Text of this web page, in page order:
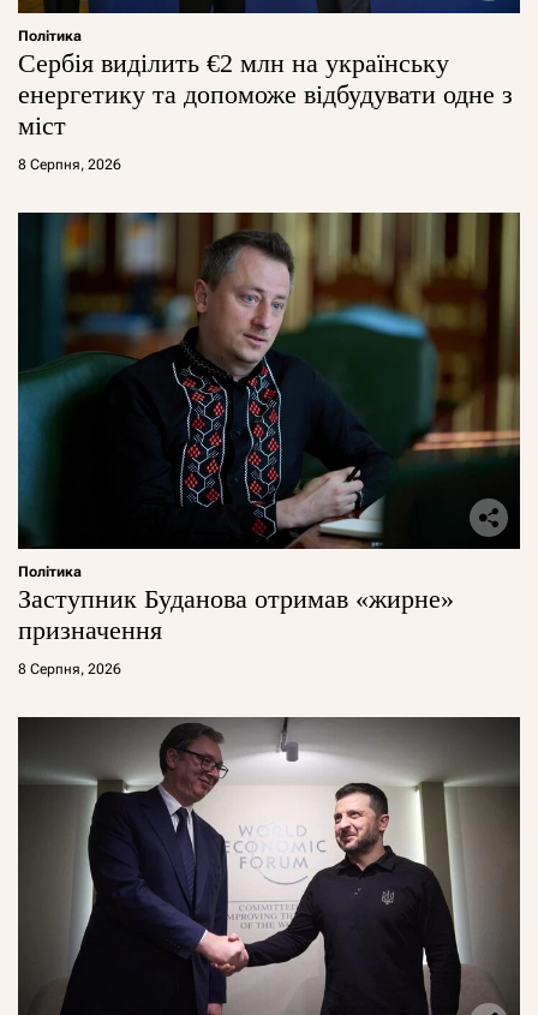
Політика
Сербія виділить €2 млн на українську
енергетику та допоможе відбудувати одне з
міст
8 Серпня, 2026
Політика
Заступник Буданова отримав «жирне»
призначення
8 Серпня, 2026